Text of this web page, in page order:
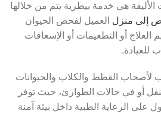
الأليفة هي خدمة بيطرية يتم من خلالها
إلى منزل العميل لفحص الحيوان
العلاج أو التطعيمات أو الإسعافات
للعيادة.
لأصحاب القطط والكلاب والحيوانات
أو في حالات الطوارئ، حيث توفر
الرعاية الطبية داخل بيئة آمنة